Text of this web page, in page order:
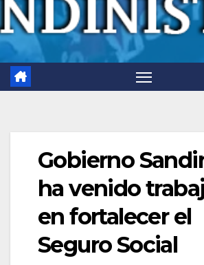
Gobierno
ha venido
en fortalecer el
Seguro Social